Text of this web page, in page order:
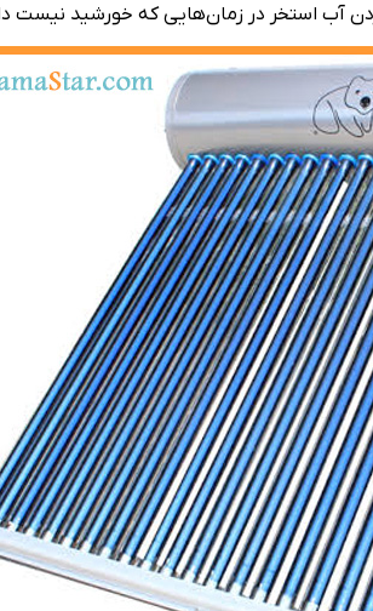
آب استخر در زمان‌هایی که خورشید نیست